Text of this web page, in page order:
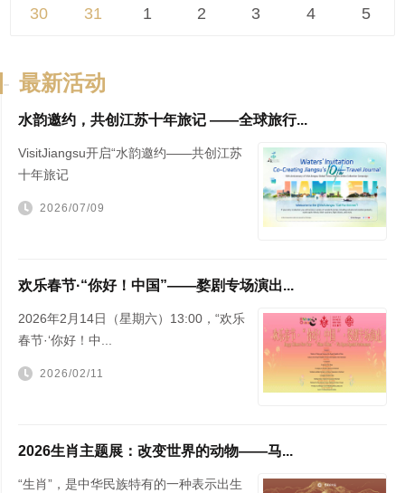
30 31 1 2 3 4 5
- 最新活动
水韵邀约，共创江苏十年旅记 ——全球旅行...
VisitJiangsu开启“水韵邀约——共创江苏
十年旅记
2026/07/09
欢乐春节·“你好！中国”——婺剧专场演出...
2026年2月14日（星期六）13:00，“欢乐
春节·‘你好！中...
2026/02/11
2026生肖主题展：改变世界的动物——马...
“生肖”，是中华民族特有的一种表示出生